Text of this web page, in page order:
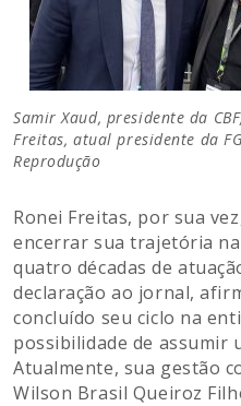
Samir Xaud, presidente da
Freitas, atual presidente da
Reprodução
Ronei Freitas, por sua
encerrar sua trajetória
quatro décadas de
declaração ao jornal,
concluído seu ciclo na
possibilidade de assumir
Atualmente, sua gestão
Wilson Brasil Queiroz